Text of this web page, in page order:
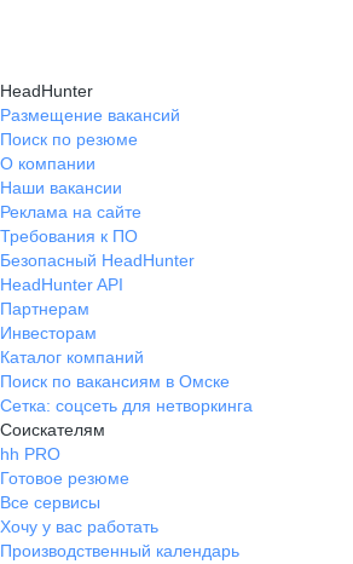
HeadHunter
Размещение вакансий
Поиск по резюме
О компании
Наши вакансии
Реклама на сайте
Требования к ПО
Безопасный HeadHunter
HeadHunter API
Партнерам
Инвесторам
Каталог компаний
Поиск по вакансиям в Омске
Сетка: соцсеть для нетворкинга
Соискателям
hh PRO
Готовое резюме
Все сервисы
Хочу у вас работать
Производственный календарь